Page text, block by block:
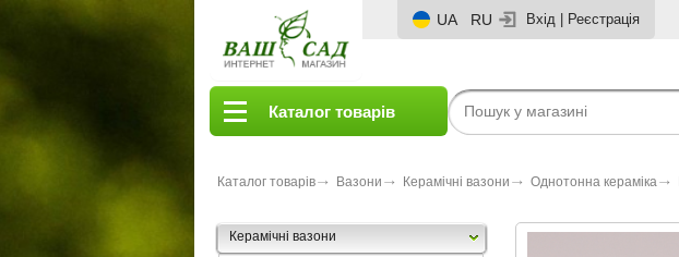
UA RU Вхід Реєстрація
Каталог товарів
Каталог товарів Вазони Керамічні вазони Однотонна кераміка
Керамічні вазони